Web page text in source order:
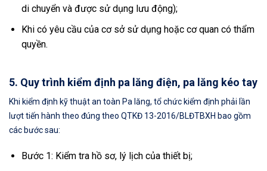
di chuyển và được sử dụng lưu động);
Khi có yêu cầu của cơ sở sử dụng hoặc cơ quan có thẩm
quyền.
5. Quy trình kiểm định pa lăng điện, pa lăng kéo tay
Khi kiểm định kỹ thuật an toàn Pa lăng, tổ chức kiểm định phải lần
lượt tiến hành theo đúng theo QTKĐ 13-2016/BLĐTBXH bao gồm
các bước sau:
Bước 1: Kiểm tra hồ sơ, lý lịch của thiết bị;